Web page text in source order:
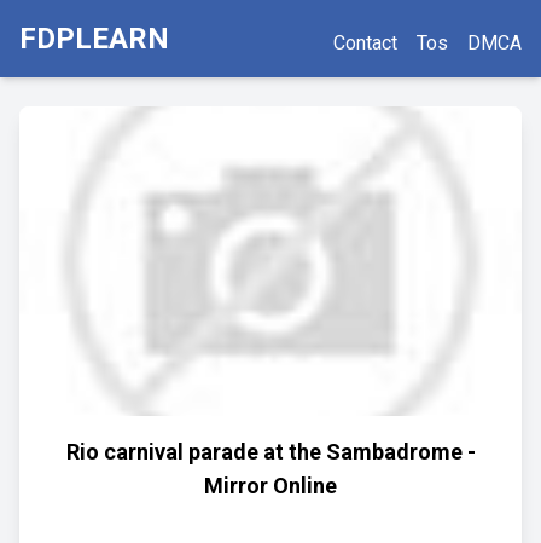
FDPLEARN Contact Tos DMCA
Rio carnival parade at the Sambadrome -
Mirror Online